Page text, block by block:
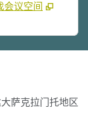
会议空间
萨克拉门托地区